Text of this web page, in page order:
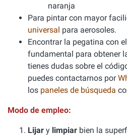
naranja
Para pintar con mayor
universal para aerosoles.
Encontrar la pegatina con
fundamental para obtener
tienes dudas sobre el
puedes contactarnos por
los paneles de búsqueda
Modo de empleo:
Lijar y limpiar bien la